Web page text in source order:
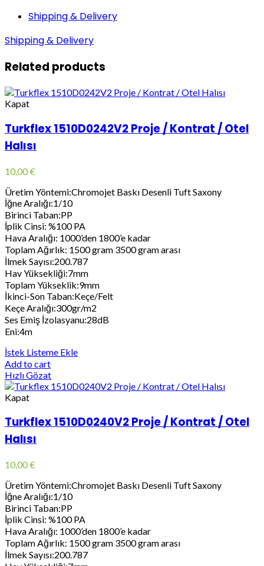
Shipping & Delivery
Shipping & Delivery
Related products
Kapat
Turkflex 1510D0242V2 Proje / Kontrat / Otel
Halısı
10,00€
Üretim Yöntemi:Chromojet Baskı Desenli Tuft Saxony
İğne Aralığı:1/10
Birinci Taban:PP
İplik Cinsi: %100 PA
Hava Aralığı: 1000’den 1800’e kadar
Toplam Ağırlık: 1500 gram 3500 gram arası
İlmek Sayısı:200.787
Hav Yüksekliği:7mm
Toplam Yükseklik:9mm
İkinci-Son Taban:Keçe/Felt
Keçe Aralığı:300gr/m2
Ses Emiş İzolasyanu:28dB
Eni:4m
İstek Listeme Ekle
Add to cart
Hızlı Gözat
Kapat
Turkflex 1510D0240V2 Proje / Kontrat / Otel
Halısı
10,00€
Üretim Yöntemi:Chromojet Baskı Desenli Tuft Saxony
İğne Aralığı:1/10
Birinci Taban:PP
İplik Cinsi: %100 PA
Hava Aralığı: 1000’den 1800’e kadar
Toplam Ağırlık: 1500 gram 3500 gram arası
İlmek Sayısı:200.787